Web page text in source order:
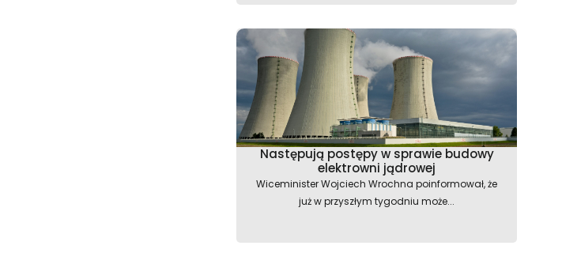
Następują postępy w sprawie budowy
elektrowni jądrowej
Wiceminister Wojciech Wrochna poinformował, że
już w przyszłym tygodniu może...